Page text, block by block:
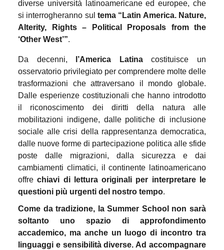
diverse università latinoamericane ed europee, che
si interrogheranno sul tema “Latin America. Nature,
Alterity, Rights – Political Proposals from the
‘Other West’”.
Da decenni, l’America Latinacostituisce un
osservatorio privilegiato per comprendere molte delle
trasformazioni che attraversano il mondo globale.
Dalle esperienze costituzionali che hanno introdotto
il riconoscimento dei diritti della natura alle
mobilitazioni indigene, dalle politiche di inclusione
sociale alle crisi della rappresentanza democratica,
dalle nuove forme di partecipazione politica alle sfide
poste dalle migrazioni, dalla sicurezza e dai
cambiamenti climatici, il continente latinoamericano
offrechiavi di lettura originali per interpretare le
questioni più urgenti del nostro tempo.
Come da tradizione, la Summer School non sarà
soltanto uno spazio di approfondimento
accademico, ma anche un luogo di incontro tra
linguaggi e sensibilità diverse. Ad accompagnare